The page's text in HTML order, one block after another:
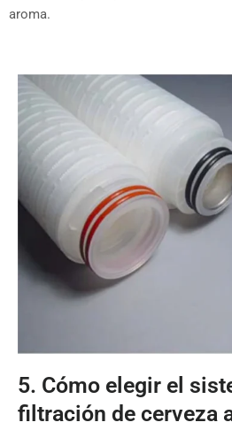
aroma.
5. Cómo elegir el
filtración de cerveza